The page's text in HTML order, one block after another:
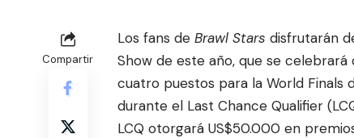
Compartir
Los fans de Brawl Stars disfrutarán
Show de este año, que se
cuatro puestos para la World Finals
durante el Last Chance Qualifier
LCQ otorgará US$50.000 en